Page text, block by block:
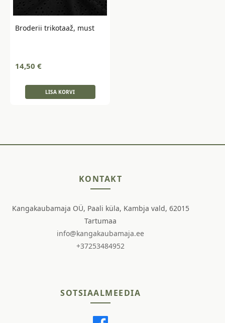
Broderii trikotaaž, must
14,50 €
LISA KORVI
KONTAKT
Kangakaubamaja OÜ, Paali küla, Kambja vald, 62015
Tartumaa
info@kangakaubamaja.ee
+37253484952
SOTSIAALMEEDIA